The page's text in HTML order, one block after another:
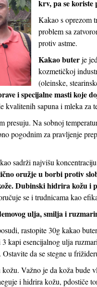
krv, pa se
Kakao s oprezom
problem sa
protiv astme.
Kakao buterje
kozmetičkoj
(oleinske,
i specijalne masti koje
kvalitenih sapuna i mleka za
presuju. Na sobnoj
pogodnim za pravljenje
sadrži najvišu
oružje u borbi protiv
Dubinski hidrira kožu i
se i trudnicama kao
ulja, smilja i
rastopite 30g kakao
kapi esencijalnog ulja
da se stegne u
Važno je da koža bude
i hidrira kožu, pdostiče